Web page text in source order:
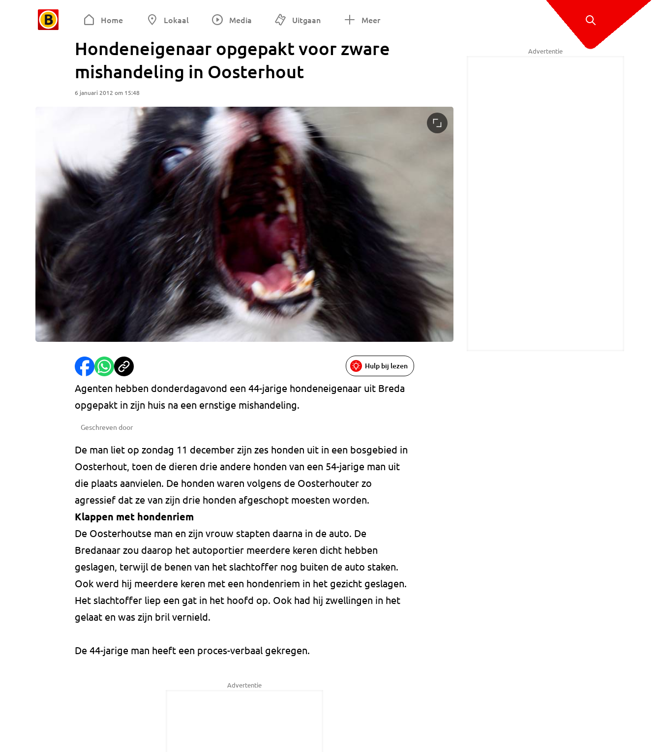
Home Lokaal Media Uitgaan Meer
Hondeneigenaar opgepakt voor zware
mishandeling in Oosterhout
6 januari 2012 om 15:48
Hulp bij lezen
Agenten hebben donderdagavond een 44-jarige hondeneigenaar uit Breda
opgepakt in zijn huis na een ernstige mishandeling.
Geschreven door
De man liet op zondag 11 december zijn zes honden uit in een bosgebied in
Oosterhout, toen de dieren drie andere honden van een 54-jarige man uit
die plaats aanvielen. De honden waren volgens de Oosterhouter zo
agressief dat ze van zijn drie honden afgeschopt moesten worden.
Klappen met hondenriem
De Oosterhoutse man en zijn vrouw stapten daarna in de auto. De
Bredanaar zou daarop het autoportier meerdere keren dicht hebben
geslagen, terwijl de benen van het slachtoffer nog buiten de auto staken.
Ook werd hij meerdere keren met een hondenriem in het gezicht geslagen.
Het slachtoffer liep een gat in het hoofd op. Ook had hij zwellingen in het
gelaat en was zijn bril vernield.
De 44-jarige man heeft een proces-verbaal gekregen.
Advertentie
Advertentie